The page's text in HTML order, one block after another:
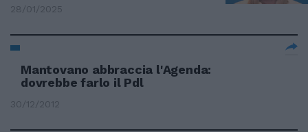
28/01/2025
Mantovano abbraccia l'Agenda:
dovrebbe farlo il Pdl
30/12/2012